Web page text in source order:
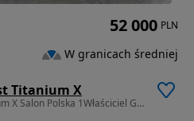
Titanium X
999 cm3 • 125 KM • 2023 Titanium X Salon Polska 1Właściciel GWARANCJA serwis ASO
52 000 PLN
W granicach średniej